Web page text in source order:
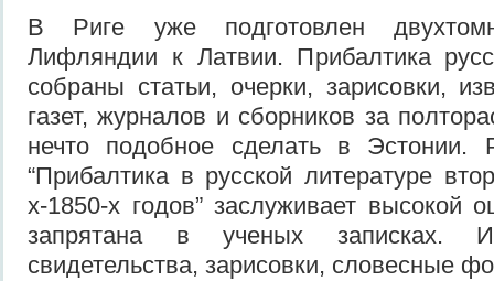
В Риге уже подготовлен
Лифляндии к Латвии. Прибалтика
собраны статьи, очерки, зарисовки,
газет, журналов и сборников за
нечто подобное сделать в Эстонии.
“Прибалтика в русской литературе
х-1850-х годов” заслуживает высокой
запрятана в ученых записках.
свидетельства, зарисовки, словесные